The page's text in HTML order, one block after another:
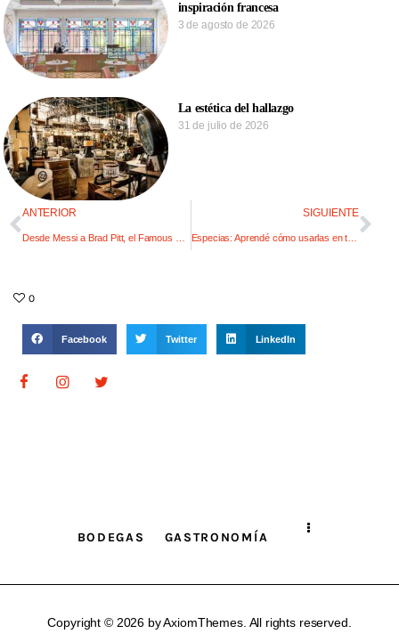
inspiración francesa
3 de agosto de 2026
La estética del hallazgo
31 de julio de 2026
ANTERIOR SIGUIENTE
0
Facebook Twitter LinkedIn
BODEGAS GASTRONOMÍA
Copyright © 2026 by AxiomThemes. All rights reserved.